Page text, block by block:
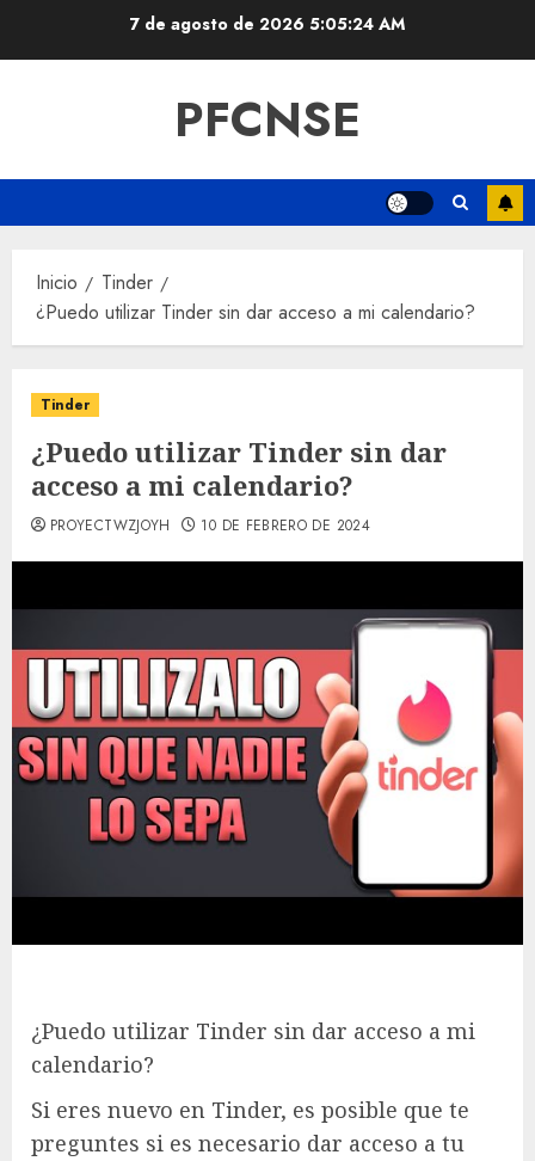
7 de agosto de 2026 5:05:25 AM
PFCNSE
Inicio
Tinder
¿Puedo utilizar Tinder sin dar acceso a mi calendario?
Tinder
¿Puedo utilizar Tinder sin dar
acceso a mi calendario?
PROYECTWZJOYH 10 DE FEBRERO DE 2024
¿Puedo utilizar Tinder sin dar acceso a mi
calendario?
Si eres nuevo en Tinder, es posible que te
preguntes si es necesario dar acceso a tu